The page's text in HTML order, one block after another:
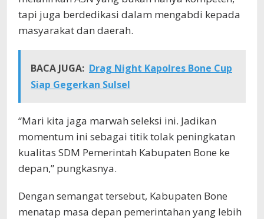
tapi juga berdedikasi dalam mengabdi kepada
masyarakat dan daerah.
BACA JUGA: Drag Night Kapolres Bone Cup
Siap Gegerkan Sulsel
“Mari kita jaga marwah seleksi ini. Jadikan
momentum ini sebagai titik tolak peningkatan
kualitas SDM Pemerintah Kabupaten Bone ke
depan,” pungkasnya.
Dengan semangat tersebut, Kabupaten Bone
menatap masa depan pemerintahan yang lebih